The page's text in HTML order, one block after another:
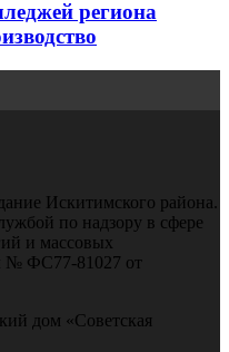
региона
Искитимского района.
по надзору в сфере
и массовых
№ ФС77-81027 от
дом «Советская